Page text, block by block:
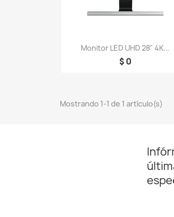
Vista rápida
Monitor LED UHD 28" 4K...
$ 0
Mostrando 1-1 de 1 artículo(s)